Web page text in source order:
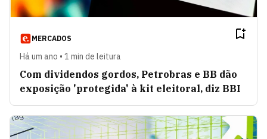
MERCADOS
Há um ano • 1 min de leitura
Com dividendos gordos, Petrobras e BB dão
exposição 'protegida' à kit eleitoral, diz BBI